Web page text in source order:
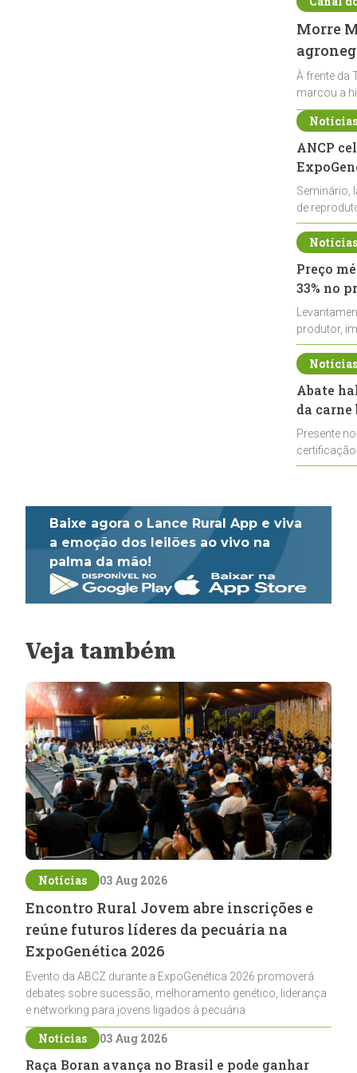
Morre
À frente da
marcou a
ANCP
Seminário,
de
durante a
Preço
33% no
produtor,
de leite cru
Abate
da
Presente
Baixe agora o Lance Rural App e viva
a emoção dos leilões ao vivo na
palma da mão!
Veja também
Notícias 03 Aug 2026
Encontro Rural Jovem abre inscrições e
reúne futuros líderes da pecuária na
ExpoGenética 2026
Evento da ABCZ durante a ExpoGenética 2026 promoverá
debates sobre sucessão, melhoramento genético, liderança
e networking para jovens ligados à pecuária
Notícias 03 Aug 2026
Raça Boran avança no Brasil e pode ganhar